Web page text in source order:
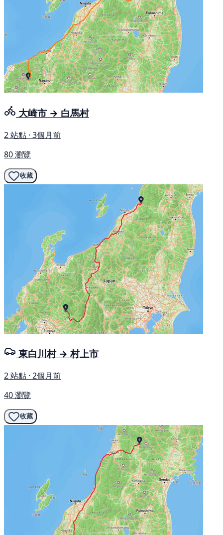
大崎市 → 白馬村
2 站點 · 3個月前
80 瀏覽
收藏
東白川村 → 村上市
2 站點 · 2個月前
40 瀏覽
收藏